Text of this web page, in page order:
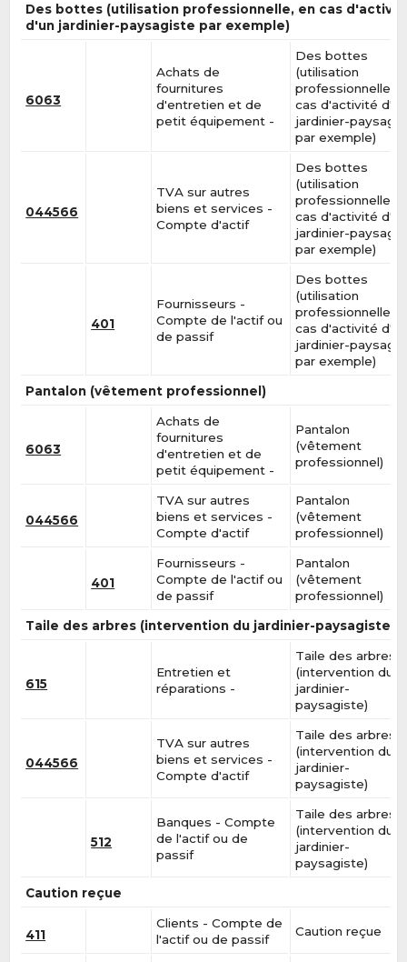
Des bottes (utilisation professionnelle, en cas
d'un jardinier-paysagiste par exemple)
6063
Achats de
fournitures
d'entretien et de
petit équipement -
Des bottes
(utilisation
professionnelle,
cas d'activité d'un
jardinier-
par exemple)
044566
TVA sur autres
biens et services -
Compte d'actif
Des bottes
(utilisation
professionnelle,
cas d'activité d'un
jardinier-
par exemple)
401
Fournisseurs -
Compte de l'actif ou
de passif
Des bottes
(utilisation
professionnelle,
cas d'activité d'un
jardinier-
par exemple)
Pantalon (vêtement professionnel)
6063
Achats de
fournitures
d'entretien et de
petit équipement -
Pantalon
(vêtement
professionnel)
044566
TVA sur autres
biens et services -
Compte d'actif
Pantalon
(vêtement
professionnel)
401
Fournisseurs -
Compte de l'actif ou
de passif
Pantalon
(vêtement
professionnel)
Taile des arbres (intervention du jardinier-paysagiste)
615
Entretien et
réparations -
Taile des arbres
(intervention du
jardinier-
paysagiste)
044566
TVA sur autres
biens et services -
Compte d'actif
Taile des arbres
(intervention du
jardinier-
paysagiste)
512
Banques - Compte
de l'actif ou de
passif
Taile des arbres
(intervention du
jardinier-
paysagiste)
Caution reçue
411
Clients - Compte de
l'actif ou de passif
Caution reçue